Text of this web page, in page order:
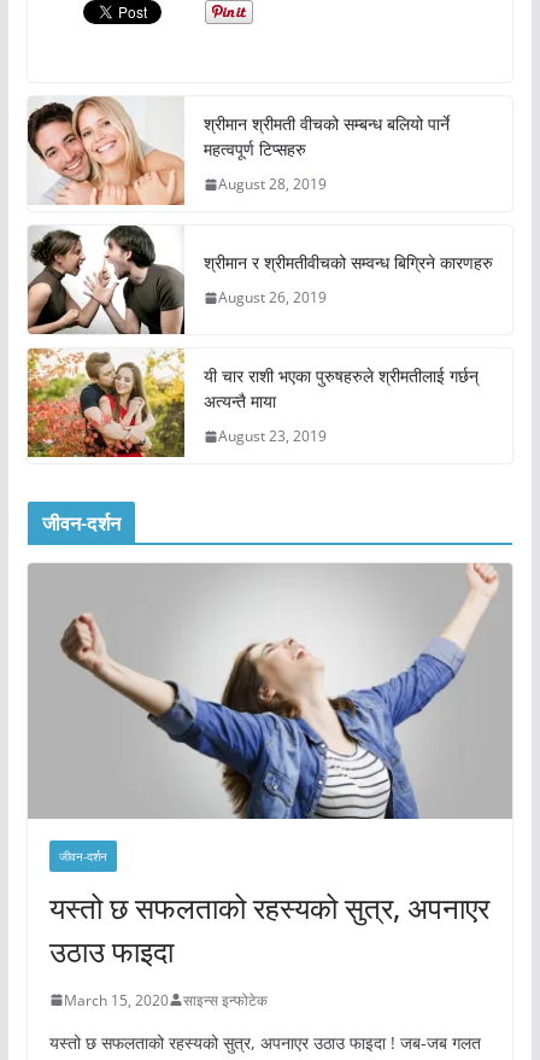
श्रीमान श्रीमती वीचको सम्बन्ध बलियो पार्ने
महत्वपूर्ण टिप्सहरु
August 28, 2019
श्रीमान र श्रीमतीवीचको सम्वन्ध बिग्रिने कारणहरु
August 26, 2019
यी चार राशी भएका पुरुषहरुले श्रीमतीलाई गर्छन्
अत्यन्तै माया
August 23, 2019
जीवन-दर्शन
जीवन-दर्शन
यस्तो छ सफलताको रहस्यको सुत्र, अपनाएर
उठाउ फाइदा
March 15, 2020 साइन्स इन्फोटेक
यस्तो छ सफलताको रहस्यको सुत्र, अपनाएर उठाउ फाइदा ! जब-जब गलत